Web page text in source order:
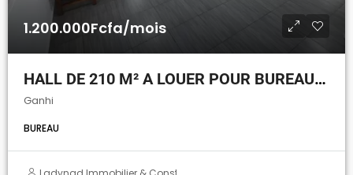
1.200.000Fcfa/mois
HALL DE 210 M² A LOUER POUR BUREAU AU DEUXIÈME ÉTAGE A COTONOU GANHI
Ganhi
BUREAU